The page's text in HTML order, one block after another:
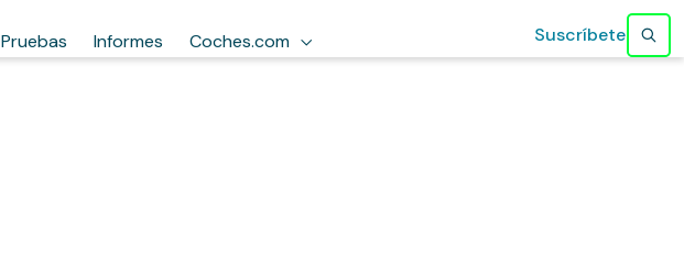
Pruebas Informes Coches.com Suscríbete